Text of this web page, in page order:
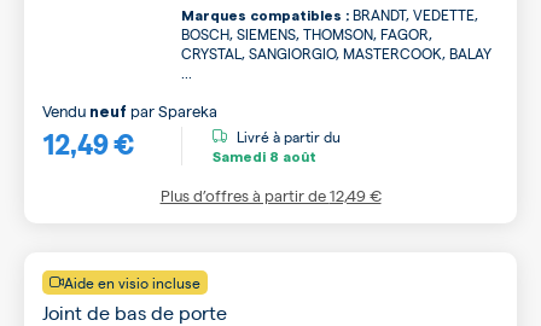
Marques compatibles : BRANDT, VEDETTE,
BOSCH, SIEMENS, THOMSON, FAGOR,
CRYSTAL, SANGIORGIO, MASTERCOOK, BALAY
12,49 €
Vendu neuf parSpareka
Livré à partir du
Samedi 8 août
Plus d’offres à partir de12,49 €
Aide en visio incluse
Joint de bas de porte